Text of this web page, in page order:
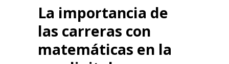
La importancia de
las carreras con
matemáticas en la